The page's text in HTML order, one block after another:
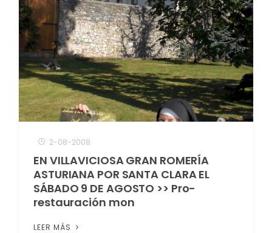
2-08-2008
EN VILLAVICIOSA GRAN ROMERÍA
ASTURIANA POR SANTA CLARA EL
SÁBADO 9 DE AGOSTO >> Pro-
restauración mon
LEER MÁS